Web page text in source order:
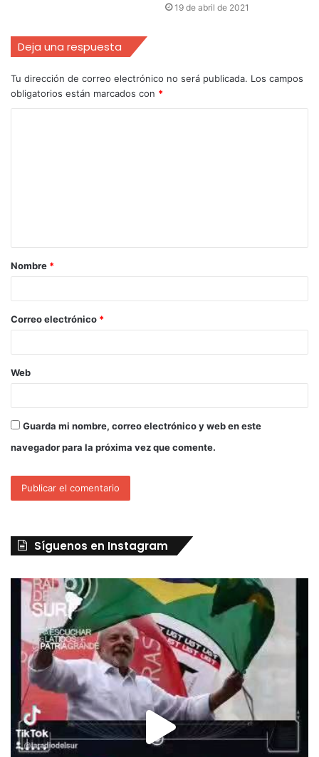
19 de abril de 2021
Deja una respuesta
Tu dirección de correo electrónico no será publicada. Los campos
obligatorios están marcados con *
Nombre *
Correo electrónico *
Web
Guarda mi nombre, correo electrónico y web en este
navegador para la próxima vez que comente.
Síguenos en Instagram